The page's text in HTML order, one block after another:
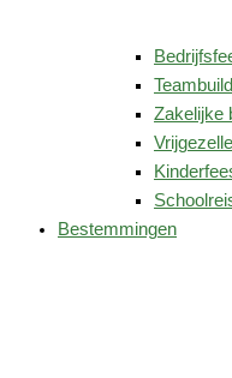
Zakelijke
Bestemmingen